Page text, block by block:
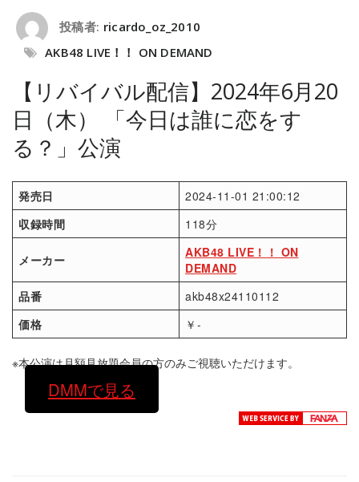
投稿者: ricardo_oz_2010
AKB48 LIVE！！ ON DEMAND
【リバイバル配信】2024年6月20
日（木） 「今日は誰に恋をす
る？」公演
発売日
2024-11-01 21:00:12
収録時間
118分
メーカー
AKB48 LIVE！！ ON
DEMAND
品番
akb48x24110112
価格
￥-
※本公演は月額見放題会員の方のみご視聴いただけます。
DMMで見る